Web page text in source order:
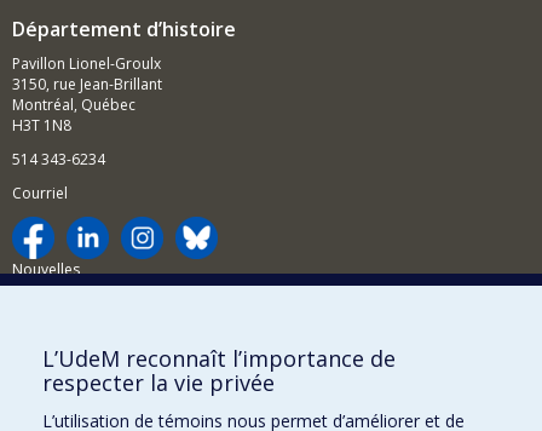
Département d’histoire
Pavillon Lionel-Groulx
3150, rue Jean-Brillant
Montréal, Québec
H3T 1N8
514 343-6234
Courriel
Nouvelles
Comment soutenir le Département?
BESOIN D'AIDE?
Plan du site
L’UdeM reconnaît l’importance de
respecter la vie privée
L’utilisation de témoins nous permet d’améliorer et de